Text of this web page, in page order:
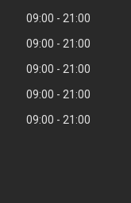
09:00
21:00
09:00
21:00
09:00
21:00
09:00
21:00
09:00 21:00